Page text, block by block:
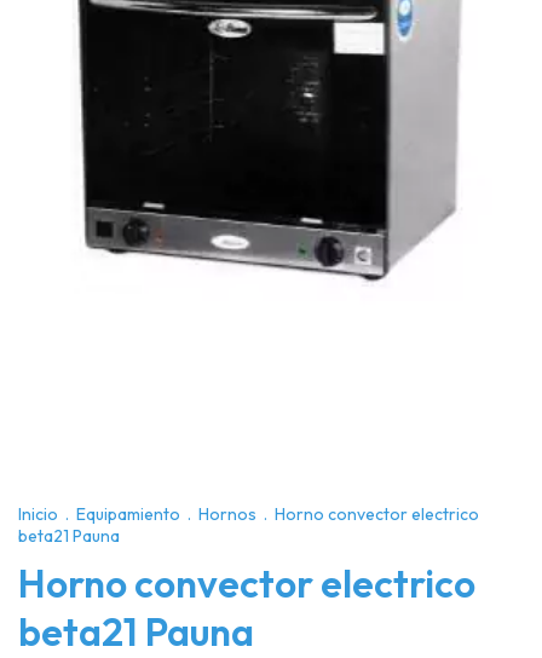
Inicio . Equipamiento . Hornos . Horno convector electrico
beta21 Pauna
Horno convector electrico
beta21 Pauna